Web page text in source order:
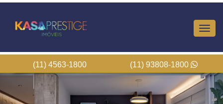
(11) 4563-1800 (11) 93808-1800